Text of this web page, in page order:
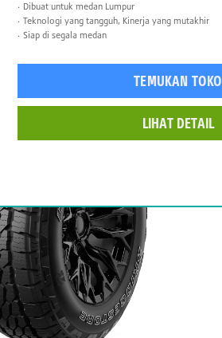
Dibuat untuk medan Lumpur
Teknologi yang tangguh, Kinerja yang mutakhir
Siap di segala medan
TEMUKAN TOKO
LIHAT DETAIL